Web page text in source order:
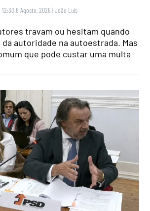
12:30 8 Agosto, 2026 |João Luís
travam ou hesitam quando
autoridade na autoestrada. Mas
que pode custar uma multa